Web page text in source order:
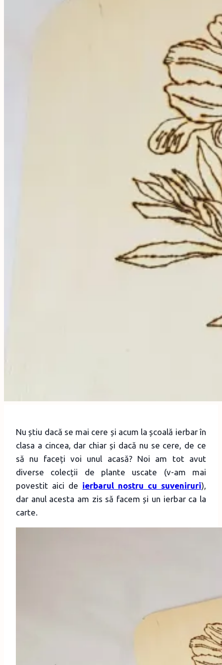
Nu știu dacă se mai cere și acum la școală ierbar în
clasa a cincea, dar chiar și dacă nu se cere, de ce
să nu faceți voi unul acasă? Noi am tot avut
diverse colecții de plante uscate (v-am mai
povestit aici de ierbarul nostru cu suveniruri),
dar anul acesta am zis să facem și un ierbar ca la
carte.